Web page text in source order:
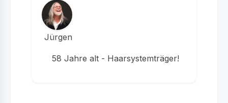
Jürgen
58 Jahre alt - Haarsystemträger!